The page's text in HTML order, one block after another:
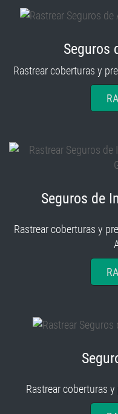
Seguros
Rastrear coberturas y
Seguros de
Rastrear coberturas y
Rastrear coberturas